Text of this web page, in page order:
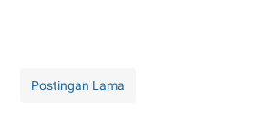
Postingan Lama